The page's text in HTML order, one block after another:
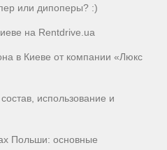
или дипоперы? :)
на Rentdrive.ua
в Киеве от компании «Люкс
использование и
Польши: основные